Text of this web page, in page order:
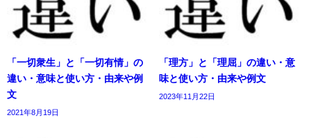
「一切衆生」と「一切有情」の
違い・意味と使い方・由来や例
文
2021年8月19日
「理方」と「理屈」の違い・意
味と使い方・由来や例文
2023年11月22日